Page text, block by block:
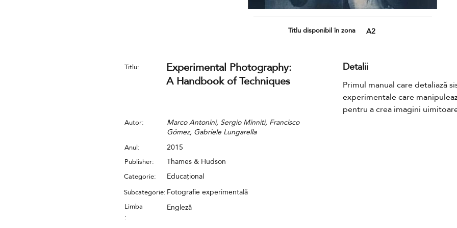
Titlu disponibil în zona A2
Titlu:
Experimental Photography:
A Handbook of Techniques
Autor:
Marco Antonini, Sergio Minniti, Francisco
Gómez, Gabriele Lungarella
Anul: 2015
Publisher: Thames & Hudson
Categorie:
Educațional
Fotografie experimentală
Subcategorie:
Limba
:
Engleză
Detalii
Primul manual care detaliază
experimentale care
pentru a crea imagini